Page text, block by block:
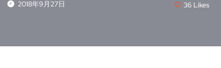
2018年9月27日 36 Likes